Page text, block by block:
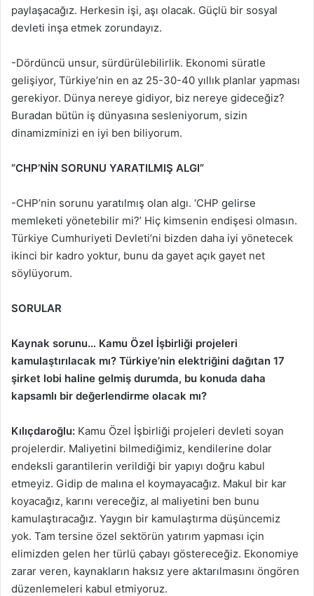
paylaşacağız. Herkesin işi, aşı olacak. Güçlü bir sosyal
devleti inşa etmek zorundayız.
-Dördüncü unsur, sürdürülebilirlik. Ekonomi süratle
gelişiyor, Türkiye’nin en az 25-30-40 yıllık planlar yapması
gerekiyor. Dünya nereye gidiyor, biz nereye gideceğiz?
Buradan bütün iş dünyasına sesleniyorum, sizin
dinamizminizi en iyi ben biliyorum.
“CHP’NİN SORUNU YARATILMIŞ ALGI”
-CHP’nin sorunu yaratılmış olan algı. ‘CHP gelirse
memleketi yönetebilir mi?’ Hiç kimsenin endişesi olmasın.
Türkiye Cumhuriyeti Devleti’ni bizden daha iyi yönetecek
ikinci bir kadro yoktur, bunu da gayet açık gayet net
söylüyorum.
SORULAR
Kaynak sorunu… Kamu Özel İşbirliği projeleri
kamulaştırılacak mı? Türkiye’nin elektriğini dağıtan 17
şirket lobi haline gelmiş durumda, bu konuda daha
kapsamlı bir değerlendirme olacak mı?
Kılıçdaroğlu: Kamu Özel İşbirliği projeleri devleti soyan
projelerdir. Maliyetini bilmediğimiz, kendilerine dolar
endeksli garantilerin verildiği bir yapıyı doğru kabul
etmeyiz. Gidip de malına el koymayacağız. Makul bir kar
koyacağız, karını vereceğiz, al maliyetini ben bunu
kamulaştıracağız. Yaygın bir kamulaştırma düşüncemiz
yok. Tam tersine özel sektörün yatırım yapması için
elimizden gelen her türlü çabayı göstereceğiz. Ekonomiye
zarar veren, kaynakların haksız yere aktarılmasını öngören
düzenlemeleri kabul etmiyoruz.